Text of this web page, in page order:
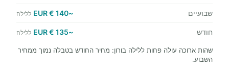
שבועיים ~140 € EUR ללילה
חודש ~135 € EUR ללילה
שהות ארוכה עולה פחות ללילה בורון: מחיר החודש בטבלה נמוך ממחיר
השבוע.